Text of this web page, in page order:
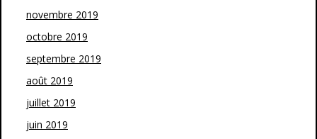
novembre 2019
octobre 2019
septembre 2019
août 2019
juillet 2019
juin 2019